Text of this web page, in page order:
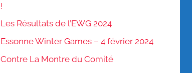
!
Les Résultats de l’EWG 2024
Essonne Winter Games – 4 février 2024
Contre La Montre du Comité